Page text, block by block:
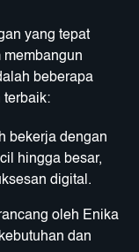
yang tepat
beberapa
terbaik:
bekerja dengan
hingga besar,
digital.
oleh Enika
dan